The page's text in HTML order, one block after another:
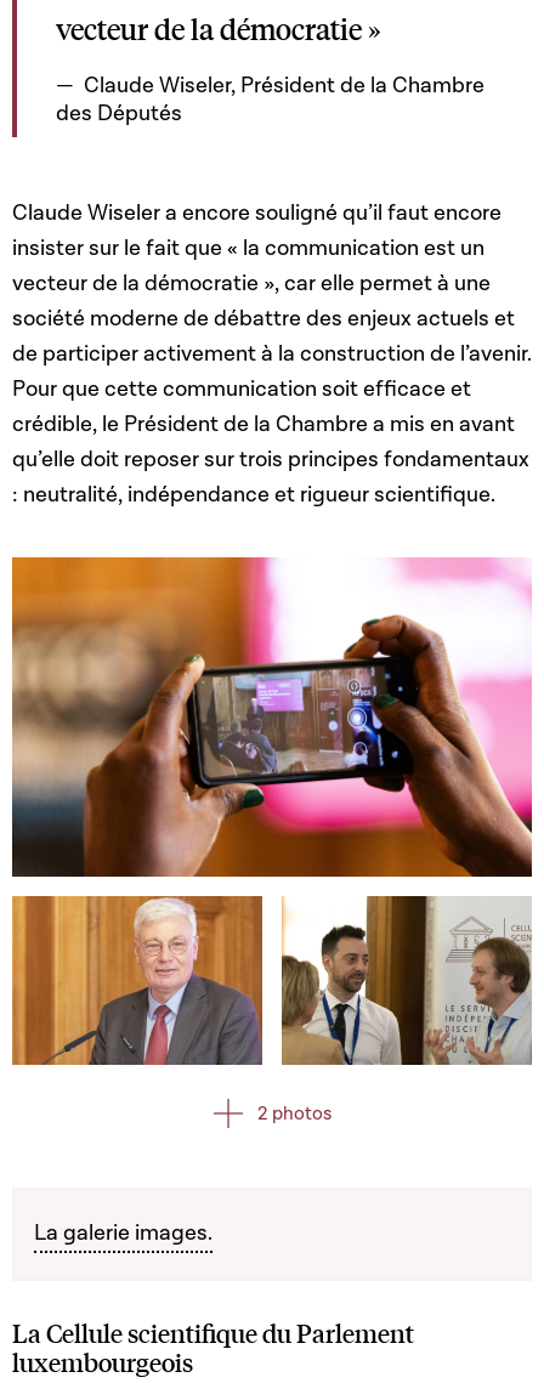
vecteur de la démocratie »
Claude Wiseler, Président de la Chambre
des Députés
Claude Wiseler a encore souligné qu’il faut encore
insister sur le fait que « la communication est un
vecteur de la démocratie », car elle permet à une
société moderne de débattre des enjeux actuels et
de participer activement à la construction de l’avenir.
Pour que cette communication soit efficace et
crédible, le Président de la Chambre a mis en avant
qu’elle doit reposer sur trois principes fondamentaux
: neutralité, indépendance et rigueur scientifique.
Open image in gallery
Open image in gallery Open image in gallery
2 photos
La galerie images.
La Cellule scientifique du Parlement
luxembourgeois